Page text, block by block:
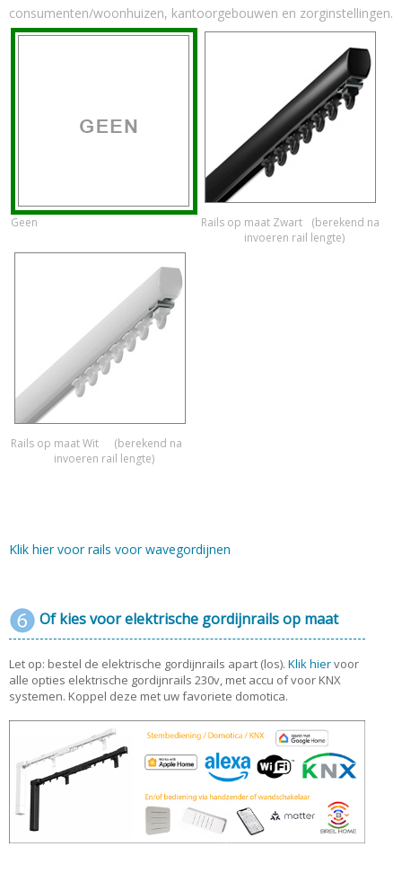
consumenten/woonhuizen, kantoorgebouwen en zorginstellingen.
Geen Rails op maat Zwart
(berekend na
invoeren rail lengte)
Rails op maat Wit
(berekend na
invoeren rail lengte)
Klik hier voor rails voor wavegordijnen
Of kies voor elektrische gordijnrails op maat
Let op: bestel de elektrische gordijnrails apart (los). Klik hiervoor
alle opties elektrische gordijnrails 230v, met accu of voor KNX
systemen. Koppel deze met uw favoriete domotica.